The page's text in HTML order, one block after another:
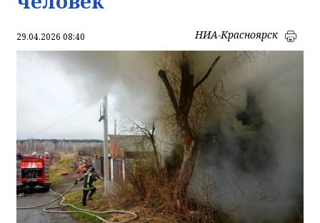
29.04.2026 08:40 НИА-Красноярск